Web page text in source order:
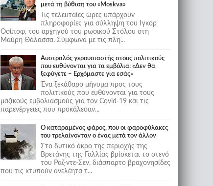
μετά τη βύθιση του «Moskva»
Τις τελευταίες ώρες υπάρχουν
πληροφορίες για σύλληψη του Ιγκόρ
Οσίποφ, του αρχηγού του ρωσικού Στόλου στη
Μαύρη Θάλασσα. Σύμφωνα με τις πλη...
Αυστραλός γερουσιαστής στους πολιτικούς
που ευθύνονται για τα εμβόλια: «Δεν θα
ξεφύγετε – Ερχόμαστε για εσάς»
Ένα ξεκάθαρο μήνυμα προς τους
πολιτικούς που ευθύνονται για τους
μαζικούς εμβολιασμούς για τον Covid-19 και τις
παρενέργειες που προκάλεσαν...
Ο καταραμένος φάρος, που οι φαροφύλακες
του τρελαίνονταν ο ένας μετά τον άλλον
Στο δυτικό άκρο της περιοχής της
Βρετάνης της Γαλλίας βρίσκεται το στενό
του Ραζ-ντε-Σεν, διάσπαρτο βραχονησίδες
που τις κτυπούν ανελέητα τ...